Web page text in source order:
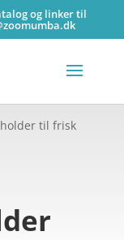
og linker til
til frisk